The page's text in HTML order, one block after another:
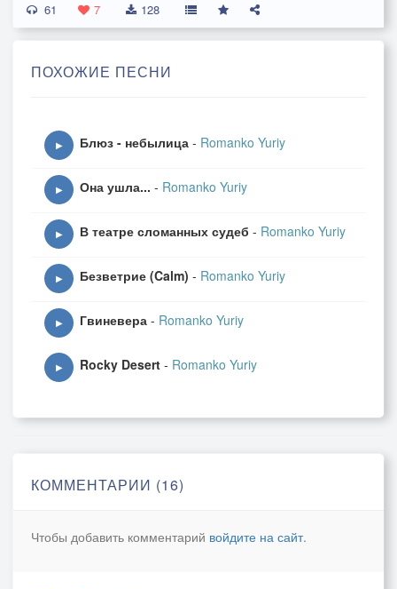
61 7 128
ПОХОЖИЕ ПЕСНИ
▶ Блюз - небылица - Romanko Yuriy
▶ Она ушла... - Romanko Yuriy
▶ В театре сломанных судеб - Romanko Yuriy
▶ Безветрие (Calm) - Romanko Yuriy
▶ Гвиневера - Romanko Yuriy
▶ Rocky Desert - Romanko Yuriy
КОММЕНТАРИИ (16)
Чтобы добавить комментарий войдите на сайт.